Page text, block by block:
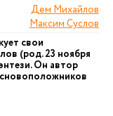
Дем Михайлов
Максим Суслов
свои
(род. 23 ноября
Он автор